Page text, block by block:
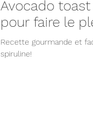
Avocado
pour faire le
Recette gourmande et
spiruline!